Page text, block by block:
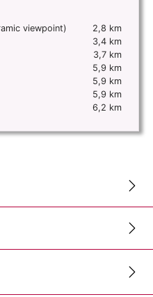
viewpoint)
2,8 km
3,4 km
3,7 km
5,9 km
5,9 km
5,9 km
6,2 km